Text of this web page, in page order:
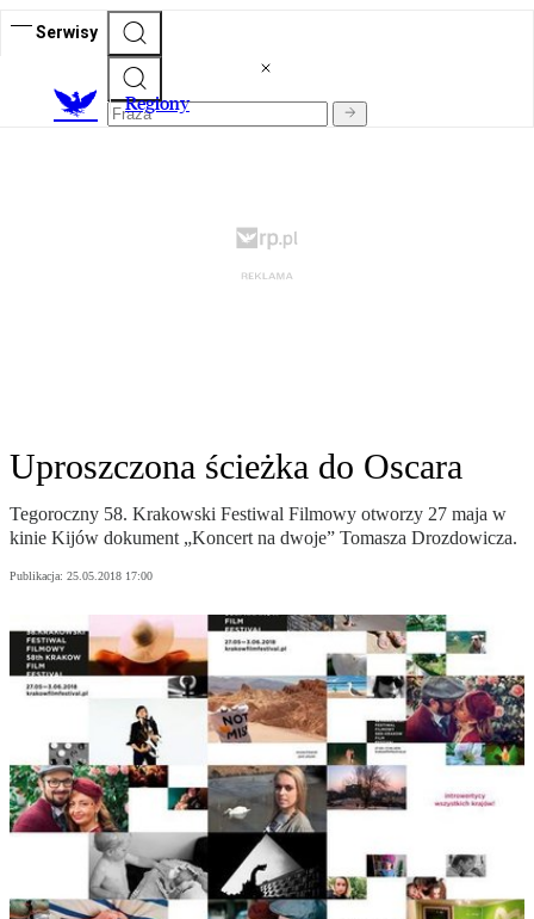
Serwisy
Regiony
Uproszczona ścieżka do Oscara
Tegoroczny 58. Krakowski Festiwal Filmowy otworzy 27 maja w
kinie Kijów dokument „Koncert na dwoje” Tomasza Drozdowicza.
Publikacja: 25.05.2018 17:00